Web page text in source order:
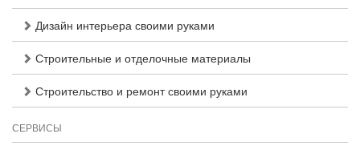
Дизайн интерьера своими руками
Строительные и отделочные материалы
Строительство и ремонт своими руками
СЕРВИСЫ